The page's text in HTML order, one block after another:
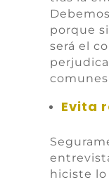
porque
será el
Evita
hiciste